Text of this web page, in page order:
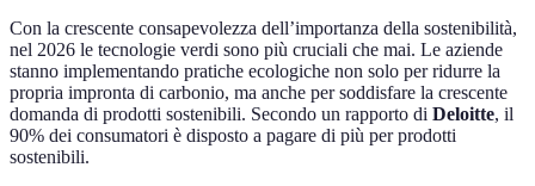
Con la crescente consapevolezza dell’importanza della sostenibilità,
nel 2026 le tecnologie verdi sono più cruciali che mai. Le aziende
stanno implementando pratiche ecologiche non solo per ridurre la
propria impronta di carbonio, ma anche per soddisfare la crescente
domanda di prodotti sostenibili. Secondo un rapporto di Deloitte, il
90% dei consumatori è disposto a pagare di più per prodotti
sostenibili.